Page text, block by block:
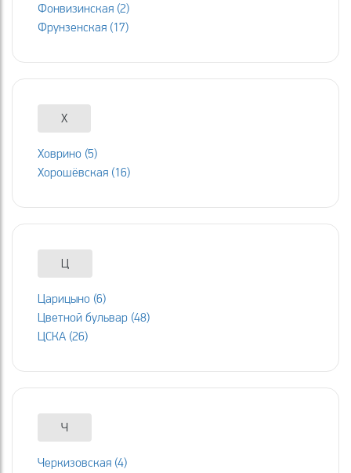
Фонвизинская (2)
Фрунзенская (17)
Х
Ховрино (5)
Хорошёвская (16)
Ц
Царицыно (6)
Цветной бульвар (48)
ЦСКА (26)
Ч
Черкизовская (4)